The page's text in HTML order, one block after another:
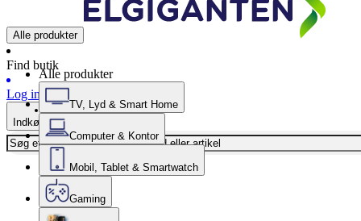
Alle produkter
Find butik
Log ind
Indkøbskurv
Alle produkter
TV, Lyd & Smart Home
Computer & Kontor
Mobil, Tablet & Smartwatch
Gaming